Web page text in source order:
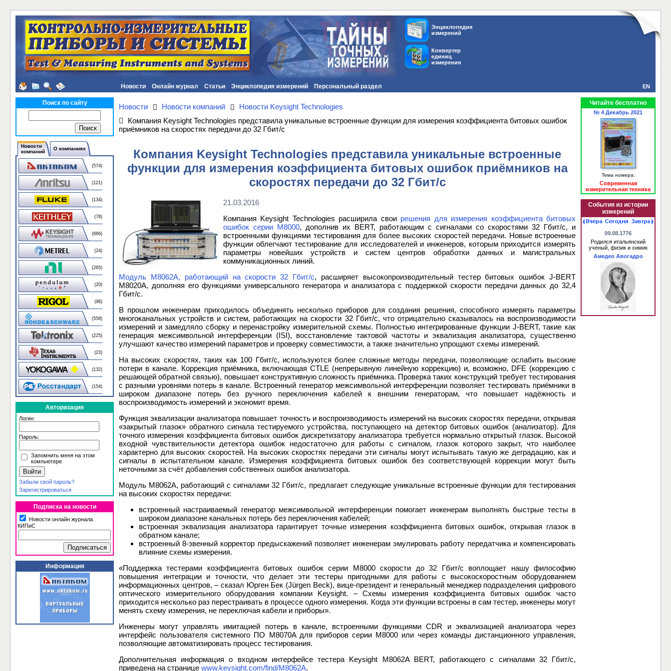
Энциклопедия
измерений
Конвертер
единиц
измерения
Новости Онлайн журнал Статьи Энциклопедия измерений Персональный раздел EN
Поиск по сайту
Новости
компаний
О компаниях
(574)
(121)
(134)
(78)
(666)
(24)
(265)
(20)
(96)
(558)
(225)
(23)
(132)
(154)
Авторизация
Логин:
Пароль:
Запомнить меня на этом
компьютере
Забыли свой пароль?
Зарегистрироваться
Подписка на новости
Новости онлайн журнала
КИПиС
Информация
Новости Новости компаний
Новости Keysight Technologies
Компания Keysight Technologies представила уникальные встроенные функции для измерения коэффициента битовых ошибок
приёмников на скоростях передачи до 32 Гбит/с
Компания Keysight Technologies представила уникальные встроенные
функции для измерения коэффициента битовых ошибок приёмников на
скоростях передачи до 32 Гбит/с
21.03.2016
Компания Keysight Technologies расширила свои решения для измерения коэффициента битовых
ошибок серии M8000, дополнив их BERT, работающим с сигналами со скоростями 32 Гбит/с, и
встроенными функциями тестирования для более высоких скоростей передачи. Новые встроенные
функции облегчают тестирование для исследователей и инженеров, которым приходится измерять
параметры новейших устройств и систем центров обработки данных и магистральных
коммуникационных линий.
Модуль M8062A, работающий на скорости 32 Гбит/с, расширяет высокопроизводительный тестер битовых ошибок J-BERT
M8020A, дополняя его функциями универсального генератора и анализатора с поддержкой скорости передачи данных до 32,4
Гбит/с.
В прошлом инженерам приходилось объединять несколько приборов для создания решения, способного измерять параметры
многоканальных устройств и систем, работающих на скорости 32 Гбит/с, что отрицательно сказывалось на воспроизводимости
измерений и замедляло сборку и перенастройку измерительной схемы. Полностью интегрированные функции J-BERT, такие как
генерация межсимвольной интерференции (ISI), восстановление тактовой частоты и эквализация анализатора, существенно
улучшают качество измерений параметров и проверку совместимости, а также значительно упрощают схемы измерений.
На высоких скоростях, таких как 100 Гбит/с, используются более сложные методы передачи, позволяющие ослабить высокие
потери в канале. Коррекция приёмника, включающая CTLE (непрерывную линейную коррекцию) и, возможно, DFE (коррекцию с
решающей обратной связью), повышает конструктивную сложность приёмника. Проверка таких конструкций требует тестирования
с разными уровнями потерь в канале. Встроенный генератор межсимвольной интерференции позволяет тестировать приёмники в
широком диапазоне потерь без ручного переключения кабелей к внешним генераторам, что повышает надёжность и
воспроизводимость измерений и экономит время.
Функция эквализации анализатора повышает точность и воспроизводимость измерений на высоких скоростях передачи, открывая
«закрытый глазок» обратного сигнала тестируемого устройства, поступающего на детектор битовых ошибок (анализатор). Для
точного измерения коэффициента битовых ошибок дискретизатору анализатора требуется нормально открытый глазок. Высокой
входной чувствительности детектора ошибок недостаточно для работы с сигналом, глазок которого закрыт, что наиболее
характерно для высоких скоростей. На высоких скоростях передачи эти сигналы могут испытывать такую же деградацию, как и
сигналы в испытательном канале. Измерения коэффициента битовых ошибок без соответствующей коррекции могут быть
неточными за счёт добавления собственных ошибок анализатора.
Модуль M8062A, работающий с сигналами 32 Гбит/с, предлагает следующие уникальные встроенные функции для тестирования
на высоких скоростях передачи:
встроенный настраиваемый генератор межсимвольной интерференции помогает инженерам выполнять быстрые тесты в
широком диапазоне канальных потерь без переключения кабелей;
встроенная эквализация анализатора гарантирует точные измерения коэффициента битовых ошибок, открывая глазок в
обратном канале;
встроенный 8-звенный корректор предыскажений позволяет инженерам эмулировать работу передатчика и компенсировать
влияние схемы измерения.
«Поддержка тестерами коэффициента битовых ошибок серии M8000 скорости до 32 Гбит/с воплощает нашу философию
повышения интеграции и точности, что делает эти тестеры пригодными для работы с высокоскоростным оборудованием
информационных центров, – сказал Юрген Бек (Jürgen Beck), вице-президент и генеральный менеджер подразделения цифрового
оптического измерительного оборудования компании Keysight. – Схемы измерения коэффициента битовых ошибок часто
приходится несколько раз перестраивать в процессе одного измерения. Когда эти функции встроены в сам тестер, инженеры могут
менять схему измерения, не переключая кабели и приборы».
Инженеры могут управлять имитацией потерь в канале, встроенными функциями CDR и эквализацией анализатора через
интерфейс пользователя системного ПО M8070A для приборов серии M8000 или через команды дистанционного управления,
позволяющие автоматизировать процесс тестирования.
Дополнительная информация о входном интерфейсе тестера Keysight M8062A BERT, работающего с сигналами 32 Гбит/с,
приведена на странице www.keysight.com/find/M8062A.
Читайте бесплатно
№ 4 Декабрь 2021
Тема номера:
Современная
измерительная техника
События из истории
измерений
09.08.1776
Родился итальянский
ученый, физик и химик
Амедео Авогадро